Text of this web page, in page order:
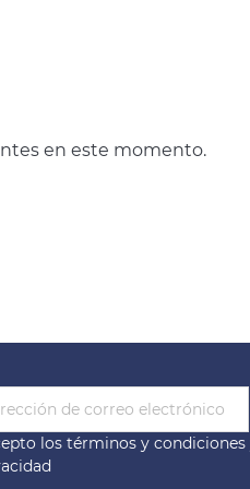
en este momento.
lostérminos y condiciones